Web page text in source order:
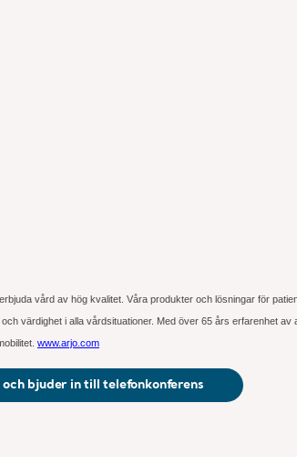
vård av hög kvalitet. Våra produkter och lösningar för
värdighet i alla vårdsituationer. Med över 65 års erfarenhet
www.arjo.com
bjuder in till telefonkonferens